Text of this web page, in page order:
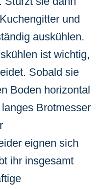
und
auskühlen.
ist wichtig,
Sobald sie
Boden horizontal
Brotmesser
eignen sich
ihr insgesamt